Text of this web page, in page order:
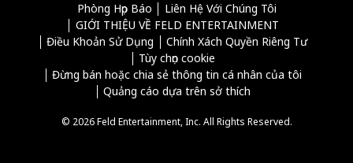
Phòng Họp Báo
Liên Hệ Với Chúng Tôi
GIỚI THIỆU VỀ FELD ENTERTAINMENT
Điều Khoản Sử Dụng
Chính Xách Quyền Riêng Tư
Tùy chọn cookie
Đừng bán hoặc chia sẻ thông tin cá nhân của tôi
Quảng cáo dựa trên sở thích
© 2026 Feld Entertainment, Inc. All Rights Reserved.